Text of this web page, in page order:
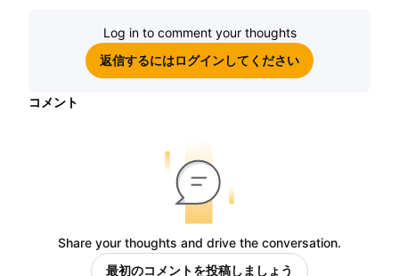
Log in to comment your thoughts
返信するにはログインしてください
コメント
Share your thoughts and drive the conversation.
最初のコメントを投稿しましょう